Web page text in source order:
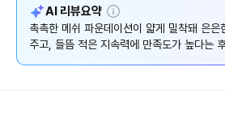
AI 리뷰요약 설
명
촉촉한 메쉬 파운데이션이 얇게 밀착돼 은은
주고, 들뜸 적은 지속력에 만족도가 높다는